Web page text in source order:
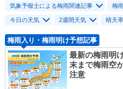
気象予報士による梅雨関連記事 梅
今日の天気 2週間天気 晴天率
梅雨入り・梅雨明け予想記事
最新の梅雨明
末まで梅雨空
注意